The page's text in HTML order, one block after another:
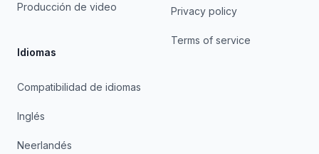
Producción de video
Idiomas
Compatibilidad de idiomas
Inglés
Neerlandés
Privacy policy
Terms of service